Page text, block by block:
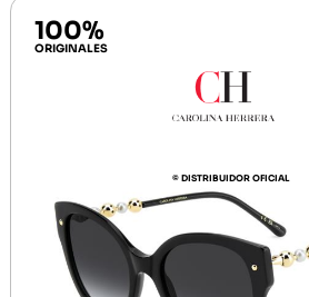
100%
ORIGINALES
© DISTRIBUIDOR OFICIAL